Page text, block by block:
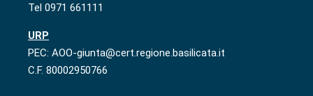
Tel 0971 661111
URP
PEC: AOO-giunta@cert.regione.basilicata.it
C.F. 80002950766